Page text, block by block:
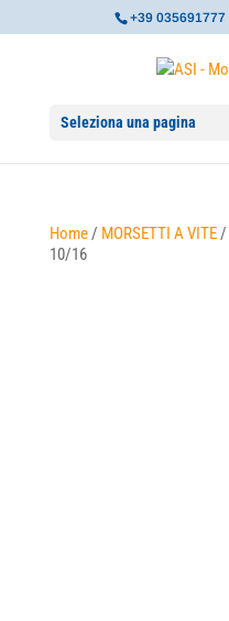
+39 035691777
Seleziona una pagina
Home/ MORSETTI A VITE/
10/16